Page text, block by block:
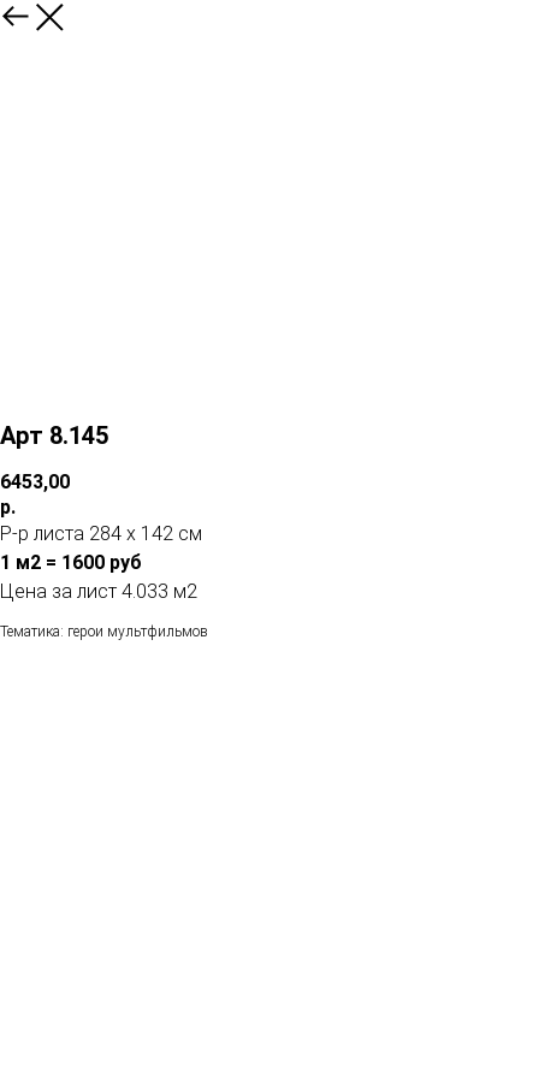
Арт 8.145
6453,00
р.
Р-р листа 284 х 142 см
1 м2 = 1600 руб
Цена за лист 4.033 м2
Тематика: герои мультфильмов